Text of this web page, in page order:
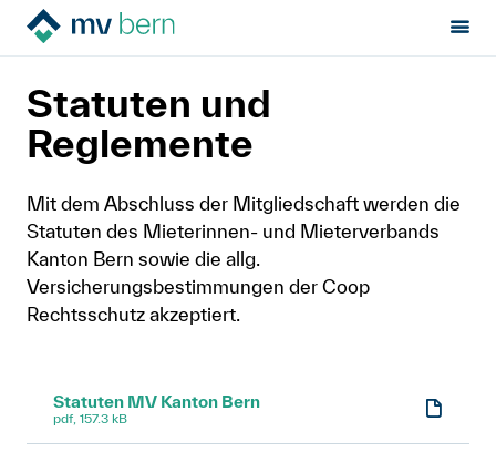
Mietrecht
Politik & Positionen
Über uns
Statuten und
Reglemente
Mit dem Abschluss der Mitgliedschaft werden die
Statuten des Mieterinnen- und Mieterverbands
Kanton Bern sowie die allg.
Versicherungsbestimmungen der Coop
Rechtsschutz akzeptiert.
Statuten MV Kanton Bern
pdf, 157.3 kB